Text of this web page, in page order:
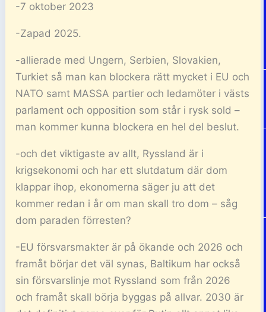
-7 oktober 2023
-Zapad 2025.
-allierade med Ungern, Serbien, Slovakien,
Turkiet så man kan blockera rätt mycket i EU och
NATO samt MASSA partier och ledamöter i västs
parlament och opposition som står i rysk sold –
man kommer kunna blockera en hel del beslut.
-och det viktigaste av allt, Ryssland är i
krigsekonomi och har ett slutdatum där dom
klappar ihop, ekonomerna säger ju att det
kommer redan i år om man skall tro dom – såg
dom paraden förresten?
-EU försvarsmakter är på ökande och 2026 och
framåt börjar det väl synas, Baltikum har också
sin försvarslinje mot Ryssland som från 2026
och framåt skall börja byggas på allvar. 2030 är